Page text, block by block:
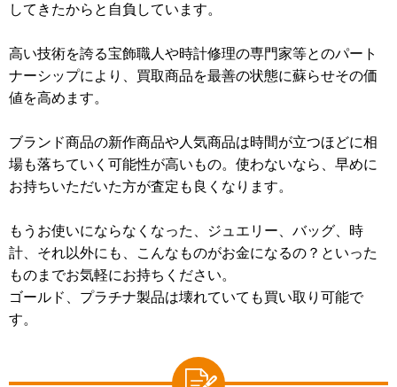
してきたからと自負しています。
高い技術を誇る宝飾職人や時計修理の専門家等とのパート
ナーシップにより、買取商品を最善の状態に蘇らせその価
値を高めます。
ブランド商品の新作商品や人気商品は時間が立つほどに相
場も落ちていく可能性が高いもの。使わないなら、早めに
お持ちいただいた方が査定も良くなります。
もうお使いにならなくなった、ジュエリー、バッグ、時
計、それ以外にも、こんなものがお金になるの？といった
ものまでお気軽にお持ちください。
ゴールド、プラチナ製品は壊れていても買い取り可能で
す。